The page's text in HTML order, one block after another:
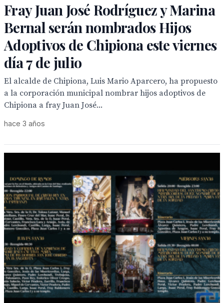
Fray Juan José Rodríguez y Marina
Bernal serán nombrados Hijos
Adoptivos de Chipiona este viernes
día 7 de julio
El alcalde de Chipiona, Luis Mario Aparcero, ha propuesto
a la corporación municipal nombrar hijos adoptivos de
Chipiona a fray Juan José...
hace 3 años